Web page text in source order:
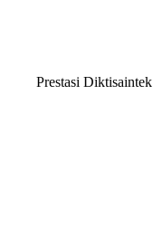
Prestasi Diktisaintek